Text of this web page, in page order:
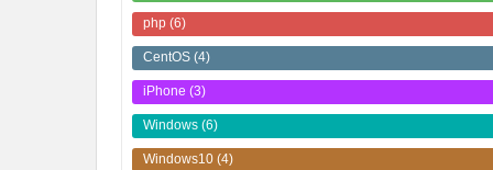
php (6)
CentOS (4)
iPhone (3)
Windows (6)
Windows10 (4)